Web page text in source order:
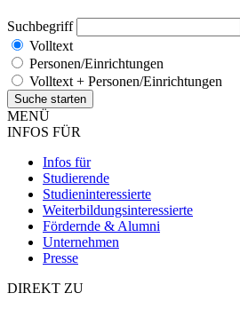
Suchbegriff
Volltext
Personen/Einrichtungen
Volltext + Personen/Einrichtungen
MENÜ
INFOS FÜR
Infos für
Studierende
Studieninteressierte
Weiterbildungsinteressierte
Fördernde & Alumni
Unternehmen
Presse
DIREKT ZU